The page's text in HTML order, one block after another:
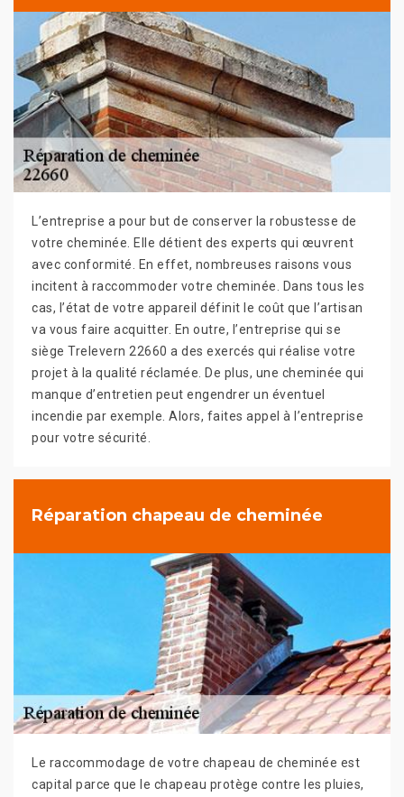
L’entreprise a pour but de conserver la robustesse de
votre cheminée. Elle détient des experts qui œuvrent
avec conformité. En effet, nombreuses raisons vous
incitent à raccommoder votre cheminée. Dans tous les
cas, l’état de votre appareil définit le coût que l’artisan
va vous faire acquitter. En outre, l’entreprise qui se
siège Trelevern 22660 a des exercés qui réalise votre
projet à la qualité réclamée. De plus, une cheminée qui
manque d’entretien peut engendrer un éventuel
incendie par exemple. Alors, faites appel à l’entreprise
pour votre sécurité.
Réparation chapeau de cheminée
Le raccommodage de votre chapeau de cheminée est
capital parce que le chapeau protège contre les pluies,